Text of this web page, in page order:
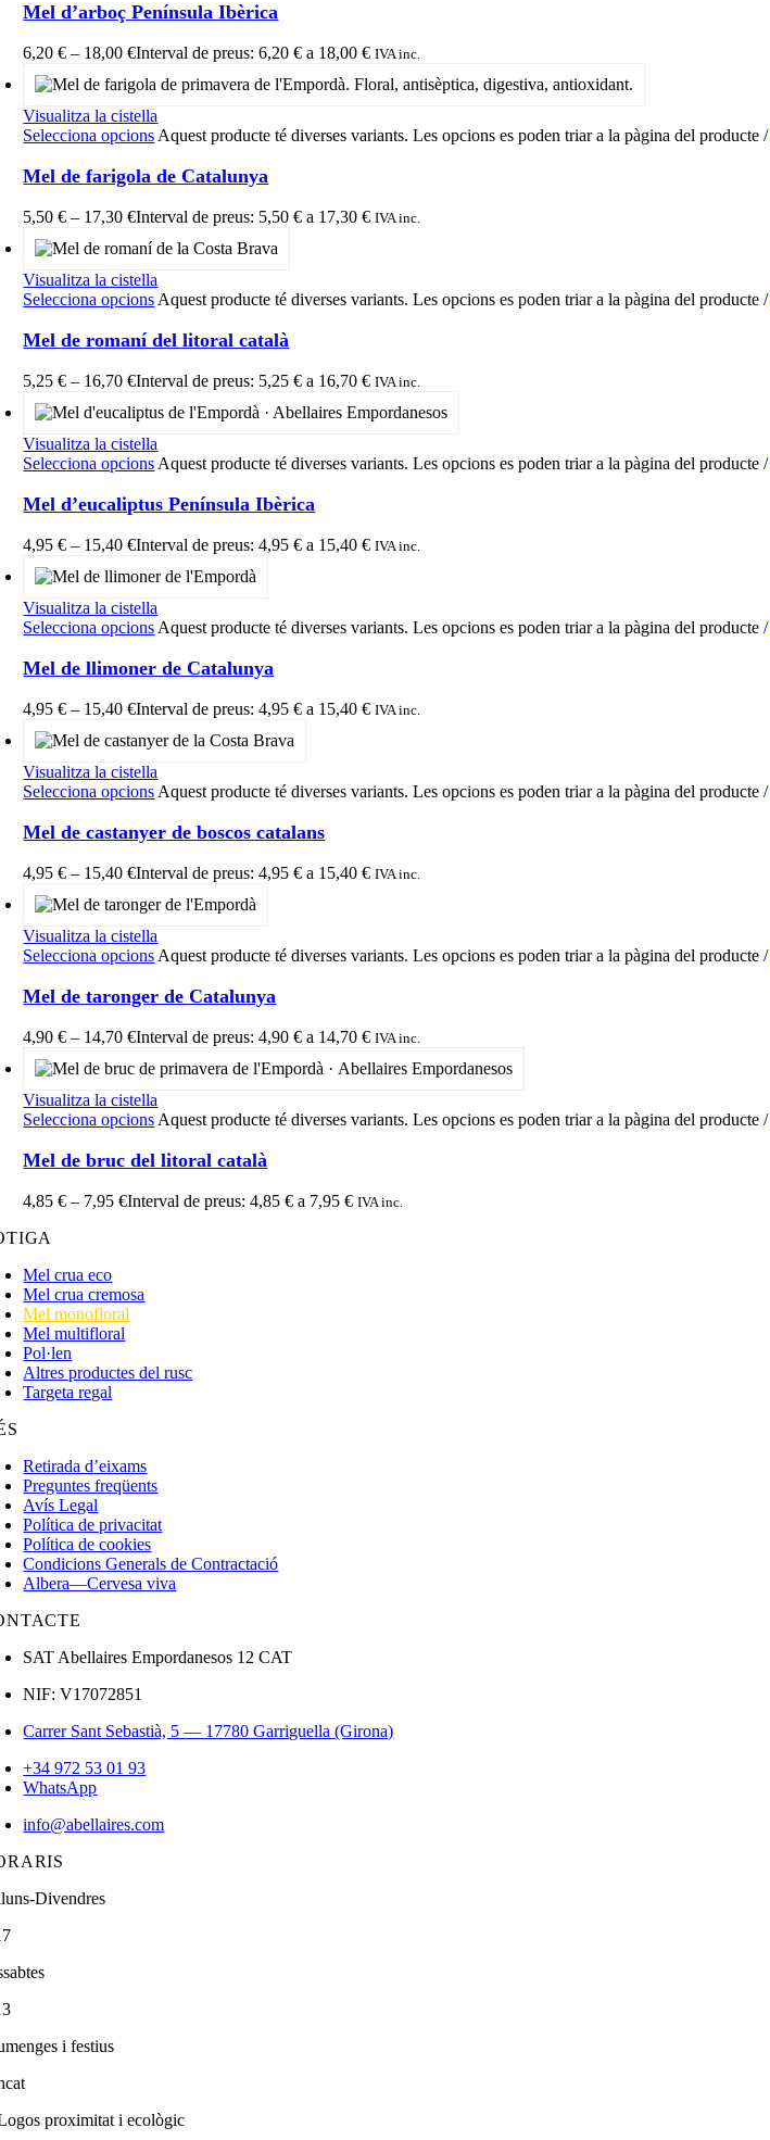
Mel d’arboç Península Ibèrica
6,20€ – 18,00€Interval de preus: 6,20 € a 18,00 € IVA inc.
Visualitza la cistella
Selecciona opcions Aquest producte té diverses variants. Les opcions es poden triar a la pàgina del producte/
Mel de farigola de Catalunya
5,50€ – 17,30€Interval de preus: 5,50 € a 17,30 € IVA inc.
Visualitza la cistella
Selecciona opcions Aquest producte té diverses variants. Les opcions es poden triar a la pàgina del producte/
Mel de romaní del litoral català
5,25€ – 16,70€Interval de preus: 5,25 € a 16,70 € IVA inc.
Visualitza la cistella
Selecciona opcions Aquest producte té diverses variants. Les opcions es poden triar a la pàgina del producte/
Mel d’eucaliptus Península Ibèrica
4,95€ – 15,40€Interval de preus: 4,95 € a 15,40 € IVA inc.
Visualitza la cistella
Selecciona opcions Aquest producte té diverses variants. Les opcions es poden triar a la pàgina del producte/
Mel de llimoner de Catalunya
4,95€ – 15,40€Interval de preus: 4,95 € a 15,40 € IVA inc.
Visualitza la cistella
Selecciona opcions Aquest producte té diverses variants. Les opcions es poden triar a la pàgina del producte/
Mel de castanyer de boscos catalans
4,95€ – 15,40€Interval de preus: 4,95 € a 15,40 € IVA inc.
Visualitza la cistella
Selecciona opcions Aquest producte té diverses variants. Les opcions es poden triar a la pàgina del producte/
Mel de taronger de Catalunya
4,90€ – 14,70€Interval de preus: 4,90 € a 14,70 € IVA inc.
Visualitza la cistella
Selecciona opcions Aquest producte té diverses variants. Les opcions es poden triar a la pàgina del producte/
Mel de bruc del litoral català
4,85€ – 7,95€Interval de preus: 4,85 € a 7,95 € IVA inc.
Mel crua eco
Mel crua cremosa
Mel monofloral
Mel multifloral
Pol·len
Altres productes del rusc
Targeta regal
Retirada d’eixams
Preguntes freqüents
Avís Legal
Política de privacitat
Política de cookies
Condicions Generals de Contractació
Albera—Cervesa viva
SAT Abellaires Empordanesos 12 CAT
NIF: V17072851
Carrer Sant Sebastià, 5 — 17780 Garriguella (Girona)
+34 972 53 01 93
WhatsApp
info@abellaires.com
Divendres
i festius